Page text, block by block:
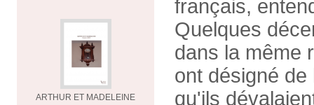
ARTHUR ET MADELEINE
français,
Quelques
dans la même
ont désigné
qu'ils